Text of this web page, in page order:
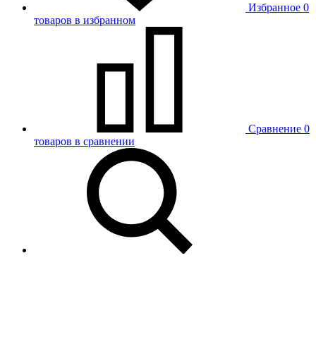
Избранное 0
товаров в избранном
Сравнение 0
товаров в сравнении